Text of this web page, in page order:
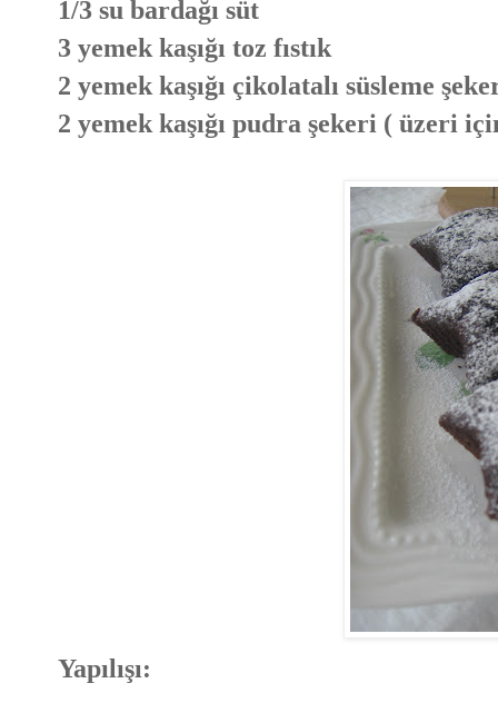
1/3 su bardağı süt
3 yemek kaşığı toz fıstık
2 yemek kaşığı çikolatalı süsleme
2 yemek kaşığı pudra şekeri ( üzeri
Yapılışı: